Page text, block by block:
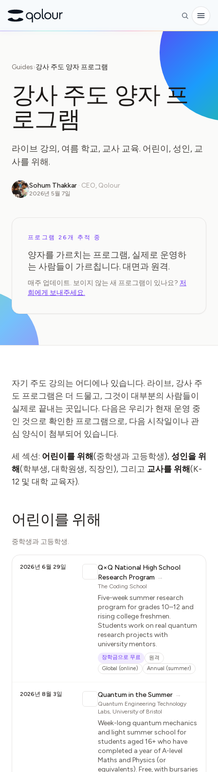
대상
애호가
어린이와 학부모
과학
QCaMP Quantum Fundamentals Workshop
Undergraduate Quantum Education
자료
사용자 매뉴얼
액티비티
학습
타임라인
커뮤니티
회사 소개
우리 이야기
우리 팀
Guides›강사 주도 양자 프로그램
강사 주도 양자 프
로그램
라이브 강의, 여름 학교, 교사 교육. 어린이, 성인, 교
사를 위해.
Sohum Thakkar · CEO, Qolour
2026년 5월 7일
프로그램 26개 추적 중
양자를 가르치는 프로그램, 실제로 운영하
는 사람들이 가르칩니다. 대면과 원격.
매주 업데이트. 보이지 않는 새 프로그램이 있나요? 저
희에게 보내주세요.
자기 주도 강의는 어디에나 있습니다. 라이브, 강사 주
도 프로그램은 더 드물고, 그것이 대부분의 사람들이
실제로 끝내는 곳입니다. 다음은 우리가 현재 운영 중
인 것으로 확인한 프로그램으로, 다음 시작일이나 관
심 양식이 첨부되어 있습니다.
세 섹션: 어린이를 위해(중학생과 고등학생), 성인을 위
해(학부생, 대학원생, 직장인), 그리고 교사를 위해(K-
12 및 대학 교육자).
어린이를 위해
중학생과 고등학생.
2026년 6월 29일
Q×Q National High School
Research Program →
The Coding School
Five-week summer research
program for grades 10–12 and
rising college freshmen.
Students work on real quantum
research projects with
university mentors.
장학금으로 무료
원격
Global (online)
Annual (summer)
2026년 8월 3일 Quantum in the Summer →
Quantum Engineering Technology
Labs, University of Bristol
Week-long quantum mechanics
and light summer school for
students aged 16+ who have
completed a year of A-level
Maths and Physics (or
equivalents). Free, with bursaries